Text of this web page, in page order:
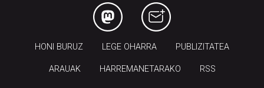
HONI BURUZ LEGE OHARRA PUBLIZITATEA
ARAUAK HARREMANETARAKO RSS